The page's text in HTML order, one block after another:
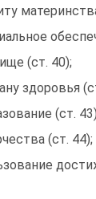
(ст. 40);
здоровья
(ст.
(ст. 44);